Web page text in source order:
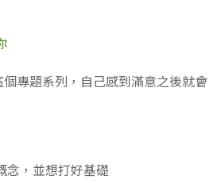
專題系列，自己感到滿意之後就會
念，並想打好基礎